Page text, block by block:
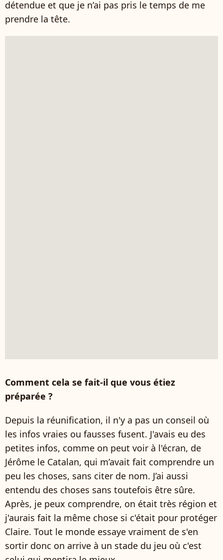
détendue et que je n’ai pas pris le temps de me
prendre la tête.
Comment cela se fait-il que vous étiez
préparée ?
Depuis la réunification, il n'y a pas un conseil où
les infos vraies ou fausses fusent. J'avais eu des
petites infos, comme on peut voir à l'écran, de
Jérôme le Catalan, qui m’avait fait comprendre un
peu les choses, sans citer de nom. J’ai aussi
entendu des choses sans toutefois être sûre.
Après, je peux comprendre, on était très région et
j'aurais fait la même chose si c'était pour protéger
Claire. Tout le monde essaye vraiment de s'en
sortir donc on arrive à un stade du jeu où c'est